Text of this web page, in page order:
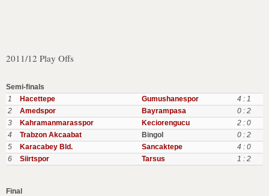
2011/12 Play Offs
Semi-finals
1
Hacettepe Gumushanespor
4 : 1
2
Amedspor Bayrampasa
0 : 2
3
Kahramanmarasspor Keciorengucu
2 : 0
4
Trabzon Akcaabat Bingol
0 : 2
5
Karacabey Bld. Sancaktepe
4 : 0
6
Siirtspor Tarsus 1 : 2
Final